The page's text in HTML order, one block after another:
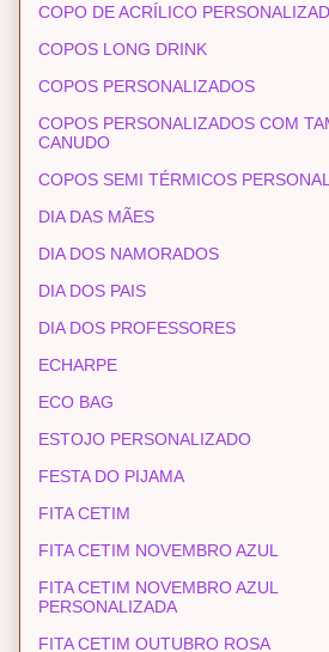
COPO DE ACRÍLICO
COPOS LONG DRINK
COPOS PERSONALIZADOS
COPOS PERSONALIZADOS COM
CANUDO
COPOS SEMI TÉRMICOS
DIA DAS MÃES
DIA DOS NAMORADOS
DIA DOS PAIS
DIA DOS PROFESSORES
ECHARPE
ECO BAG
ESTOJO PERSONALIZADO
FESTA DO PIJAMA
FITA CETIM
FITA CETIM NOVEMBRO AZUL
FITA CETIM NOVEMBRO AZUL
PERSONALIZADA
FITA CETIM OUTUBRO ROSA